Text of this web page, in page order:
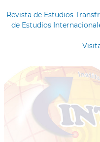
Revista de Estudios
de Estudios